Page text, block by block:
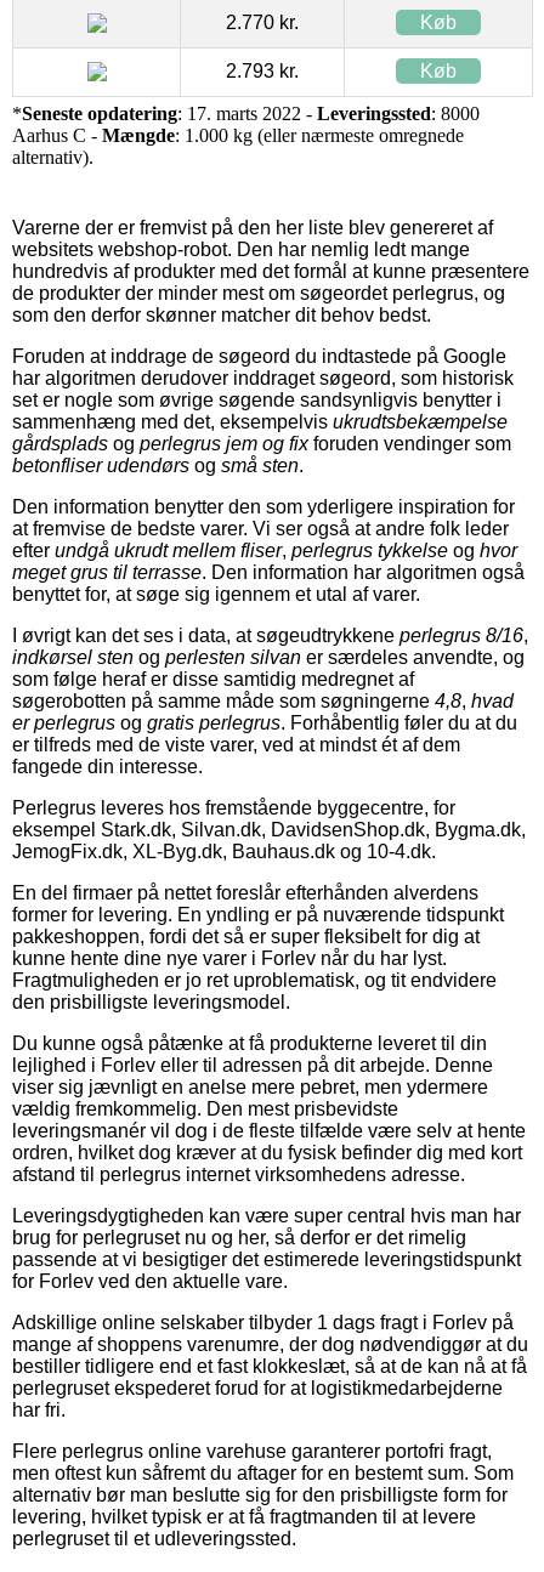
2.770 kr. Køb
2.793 kr. Køb
*Seneste opdatering: 17. marts 2022 - Leveringssted: 8000
Aarhus C - Mængde: 1.000 kg (eller nærmeste omregnede
alternativ).
Varerne der er fremvist på den her liste blev genereret af
websitets webshop-robot. Den har nemlig ledt mange
hundredvis af produkter med det formål at kunne præsentere
de produkter der minder mest om søgeordet perlegrus, og
som den derfor skønner matcher dit behov bedst.
Foruden at inddrage de søgeord du indtastede på Google
har algoritmen derudover inddraget søgeord, som historisk
set er nogle som øvrige søgende sandsynligvis benytter i
sammenhæng med det, eksempelvis ukrudtsbekæmpelse
gårdsplads og perlegrus jem og fixforuden vendinger som
betonfliser udendørs og små sten.
Den information benytter den som yderligere inspiration for
at fremvise de bedste varer. Vi ser også at andre folk leder
efter undgå ukrudt mellem fliser, perlegrus tykkelse og hvor
meget grus til terrasse. Den information har algoritmen også
benyttet for, at søge sig igennem et utal af varer.
I øvrigt kan det ses i data, at søgeudtrykkene perlegrus 8/16,
indkørsel sten og perlesten silvan er særdeles anvendte, og
som følge heraf er disse samtidig medregnet af
søgerobotten på samme måde som søgningerne 4,8, hvad
er perlegrus og gratis perlegrus. Forhåbentlig føler du at du
er tilfreds med de viste varer, ved at mindst ét af dem
fangede din interesse.
Perlegrus leveres hos fremstående byggecentre, for
eksempel Stark.dk, Silvan.dk, DavidsenShop.dk, Bygma.dk,
JemogFix.dk, XL-Byg.dk, Bauhaus.dk og 10-4.dk.
En del firmaer på nettet foreslår efterhånden alverdens
former for levering. En yndling er på nuværende tidspunkt
pakkeshoppen, fordi det så er super fleksibelt for dig at
kunne hente dine nye varer i Forlev når du har lyst.
Fragtmuligheden er jo ret uproblematisk, og tit endvidere
den prisbilligste leveringsmodel.
Du kunne også påtænke at få produkterne leveret til din
lejlighed i Forlev eller til adressen på dit arbejde. Denne
viser sig jævnligt en anelse mere pebret, men ydermere
vældig fremkommelig. Den mest prisbevidste
leveringsmanér vil dog i de fleste tilfælde være selv at hente
ordren, hvilket dog kræver at du fysisk befinder dig med kort
afstand til perlegrus internet virksomhedens adresse.
Leveringsdygtigheden kan være super central hvis man har
brug for perlegruset nu og her, så derfor er det rimelig
passende at vi besigtiger det estimerede leveringstidspunkt
for Forlev ved den aktuelle vare.
Adskillige online selskaber tilbyder 1 dags fragt i Forlev på
mange af shoppens varenumre, der dog nødvendiggør at du
bestiller tidligere end et fast klokkeslæt, så at de kan nå at få
perlegruset ekspederet forud for at logistikmedarbejderne
har fri.
Flere perlegrus online varehuse garanterer portofri fragt,
men oftest kun såfremt du aftager for en bestemt sum. Som
alternativ bør man beslutte sig for den prisbilligste form for
levering, hvilket typisk er at få fragtmanden til at levere
perlegruset til et udleveringssted.